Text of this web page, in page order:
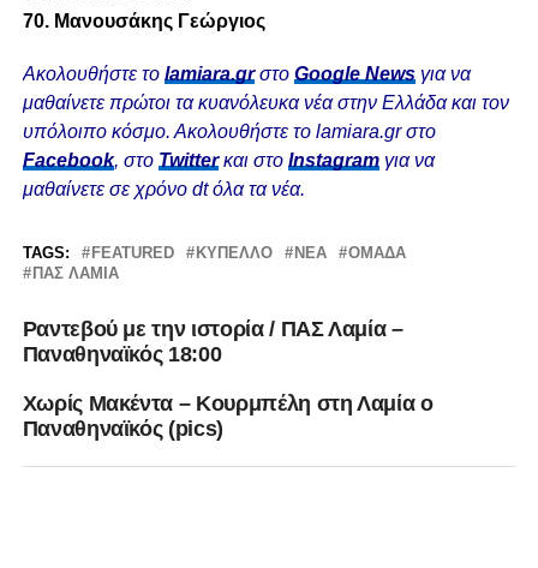
70. Μανουσάκης Γεώργιος
Ακολουθήστε το lamiara.grστο Google Newsγια να
μαθαίνετε πρώτοι τα κυανόλευκα νέα στην Ελλάδα και τον
υπόλοιπο κόσμο. Ακολουθήστε το lamiara.gr στο
Facebook, στο Twitterκαι στο Instagram για να
μαθαίνετε σε χρόνο dt όλα τα νέα.
TAGS: FEATURED ΚΎΠΕΛΛΟ ΝΈΑ
ΟΜΆΔΑ
ΠΑΣ ΛΑΜΙΑ
Ραντεβού με την ιστορία / ΠΑΣ Λαμία –
Παναθηναϊκός 18:00
Χωρίς Μακέντα – Κουρμπέλη στη Λαμία ο
Παναθηναϊκός (pics)